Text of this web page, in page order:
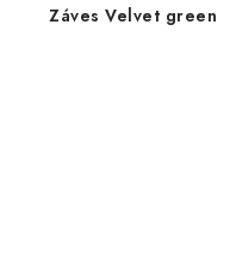
Záves Velvet green